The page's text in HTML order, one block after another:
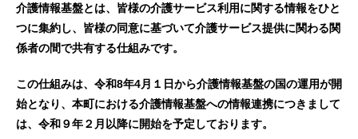
介護情報基盤とは、皆様の介護サービス利用に関する情報をひと
つに集約し、皆様の同意に基づいて介護サービス提供に関わる関
係者の間で共有する仕組みです。
この仕組みは、 令和8年4月１日から介護情報基盤の国の運用が開
始となり、 本町における介護情報基盤への情報連携につきまして
は、令和９年２月以降に開始を予定しております。